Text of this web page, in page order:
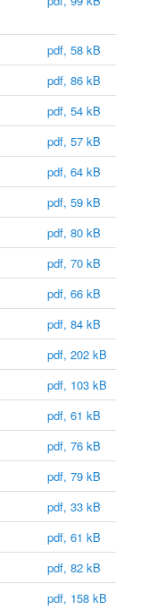
pdf, 58 kB
pdf, 86 kB
pdf, 54 kB
pdf, 57 kB
pdf, 64 kB
pdf, 59 kB
pdf, 80 kB
pdf, 70 kB
pdf, 66 kB
pdf, 84 kB
pdf, 202 kB
pdf, 103 kB
pdf, 61 kB
pdf, 76 kB
pdf, 79 kB
pdf, 33 kB
pdf, 61 kB
pdf, 82 kB
pdf, 158 kB